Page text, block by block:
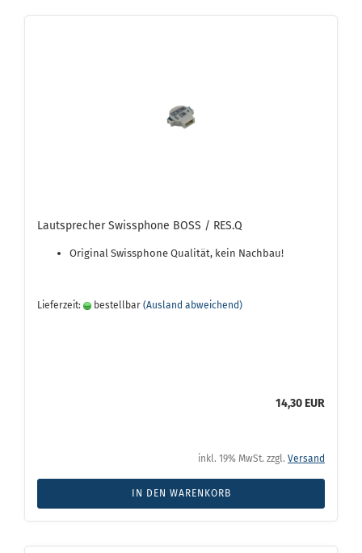
Lautsprecher Swissphone BOSS / RES.Q
Original Swissphone Qualität, kein Nachbau!
Lieferzeit: bestellbar (Ausland abweichend)
14,30 EUR
inkl. 19% MwSt. zzgl. Versand
IN DEN WARENKORB